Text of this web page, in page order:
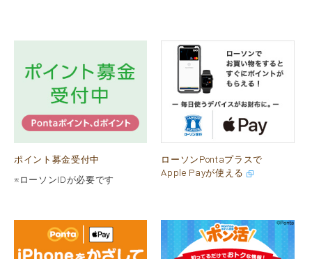
ポイント募金受付中
※ローソンIDが必要です
ローソンPontaプラスで
Apple Payが使える